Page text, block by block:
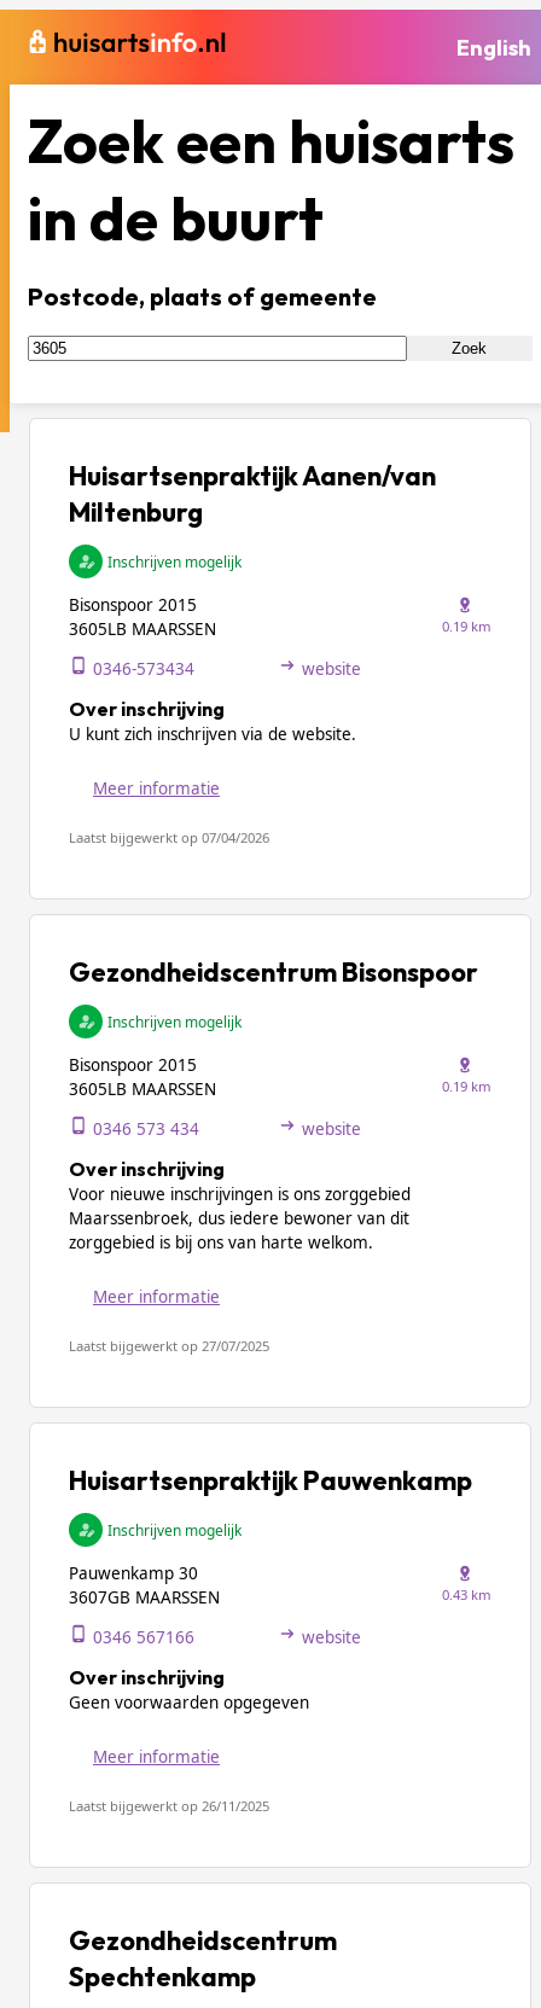
English
Zoek een huisarts
in de buurt
Postcode, plaats of gemeente
Zoek
Huisartsenpraktijk Aanen/van
Miltenburg
Inschrijven mogelijk
Bisonspoor 2015
3605LB MAARSSEN
0.19 km
0346-573434 website
Over inschrijving
U kunt zich inschrijven via de website.
Meer informatie
Laatst bijgewerkt op 07/04/2026
Gezondheidscentrum Bisonspoor
Inschrijven mogelijk
Bisonspoor 2015
3605LB MAARSSEN
0.19 km
0346 573 434 website
Over inschrijving
Voor nieuwe inschrijvingen is ons zorggebied
Maarssenbroek, dus iedere bewoner van dit
zorggebied is bij ons van harte welkom.
Meer informatie
Laatst bijgewerkt op 27/07/2025
Huisartsenpraktijk Pauwenkamp
Inschrijven mogelijk
Pauwenkamp 30
3607GB MAARSSEN
0.43 km
0346 567166 website
Over inschrijving
Geen voorwaarden opgegeven
Meer informatie
Laatst bijgewerkt op 26/11/2025
Gezondheidscentrum
Spechtenkamp